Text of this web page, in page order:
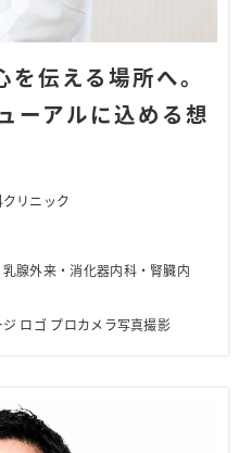
伝える場所へ。
ーアルに込める想
リニック
腺外来・消化器内科・腎臓内
ロゴ プロカメラ写真撮影